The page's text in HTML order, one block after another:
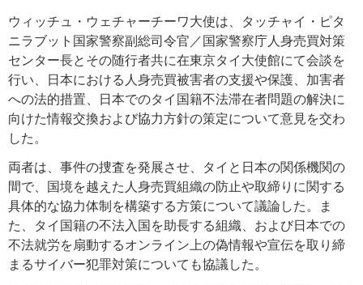
ウィッチュ・ウェチャーチーワ大使は、タッチャイ・ピタ
ニラブット国家警察副総司令官／国家警察庁人身売買対策
センター長とその随行者共に在東京タイ大使館にて会談を
行い、日本における人身売買被害者の支援や保護、加害者
への法的措置、日本でのタイ国籍不法滞在者問題の解決に
向けた情報交換および協力方針の策定について意見を交わ
した。
両者は、事件の捜査を発展させ、タイと日本の関係機関の
間で、国境を越えた人身売買組織の防止や取締りに関する
具体的な協力体制を構築する方策について議論した。ま
た、タイ国籍の不法入国を助長する組織、および日本での
不法就労を扇動するオンライン上の偽情報や宣伝を取り締
まるサイバー犯罪対策についても協議した。